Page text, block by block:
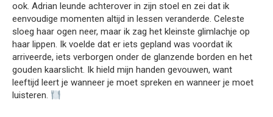
ook. Adrian leunde achterover in zijn stoel en zei dat ik
eenvoudige momenten altijd in lessen veranderde. Celeste
sloeg haar ogen neer, maar ik zag het kleinste glimlachje op
haar lippen. Ik voelde dat er iets gepland was voordat ik
arriveerde, iets verborgen onder de glanzende borden en het
gouden kaarslicht. Ik hield mijn handen gevouwen, want
leeftijd leert je wanneer je moet spreken en wanneer je moet
luisteren.